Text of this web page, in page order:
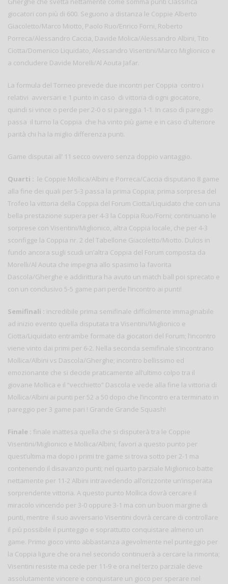
giocatori con più di 600. Seguono a distanza le Coppie Alberto
Giacoletto/Marco Miotto, Paolo Ruo/Enrico Forni, Roberto
Porreca/Alessandro Caccia, Davide Molica/Alessandro Albini, Tito
Ciotta/Domenico Liquidato, Alessandro Visentini/Marco Miglionico e
a concludere Davide Morelli/Al Aouta Jafar.
La formula del Torneo prevede due incontri per Coppia contro i
relativi avversari e 1 punto in caso di vittoria di ogni giocatore,
quindi si vince o perde per 2-0 o si pareggia 1-1. In caso di pareggio
passa il turno la Coppia che ha vinto più game e in caso d'ulteriore
parità chi ha la miglio differenza punti.
Game disputai all’ 11 secco ovvero senza doppio vantaggio.
Quarti : le Coppie Mollica/Albini e Porreca/Caccia disputano 8 game
alla fine dei quali per 5-3 passa la prima Coppia; prima sorpresa del
Trofeo la vittoria della Coppia del Forum Ciotta/Liquidato che con una
bella prestazione supera per 4-3 la Coppia Ruo/Forni; continuano le
sorprese con Visentini/Miglionico, altra Coppia locale, che per 4-3
sconfigge la Coppia nr. 2 del Tabellone Giacoletto/Miotto. Dulcis in
fundo ancora sugli scudi un’altra Coppia del Forum composta da
Morelli/Al Aouta che impegna allo spasimo la favorita
Dascola/Gherghe e addirittura ha avuto un match ball poi sprecato e
con un conclusivo 5-5 game pari perde l’incontro ai punti!
Semifinali : incredibile prima semifinale difficilmente immaginabile
ad inizio evento quella disputata tra Visentini/Miglionico e
Ciotta/Liquidato entrambe formate da giocatori del Forum; l’incontro
viene vinto dai primi per 6-2. Nella seconda semifinale s’incontrano
Mollica/Albini vs Dascola/Gherghe; incontro bellissimo ed
emozionante che si decide praticamente all’ultimo colpo tra il
giovane Mollica e il “vecchietto” Dascola e vede alla fine la vittoria di
Mollica/Albini ai punti per 52 a 50 dopo che l’incontro era terminato in
pareggio per 3 game pari ! Grande Grande Squash!
Finale : finale inattesa quella che si disputerà tra le Coppie
Visentini/Miglionico e Mollica/Albini; favori a questo punto per
quest’ultima ma dopo i primi tre game si trova sotto per 2-1 ma
contenendo il disavanzo punti; nel quarto parziale Miglionico batte
nettamente per 11-2 Albini intravedendo all’orizzonte un’insperata
sorprendente vittoria. A questo punto Mollica dovrà cercare il
miracolo vincendo per 3-0 oppure 3-1 ma con un buon margine di
punti, mentre il suo avversario Visentini dovrà cercare di controllare
il più possibile il punteggio e soprattutto conquistare almeno un
game. Primo gioco vinto abbastanza agevolmente nel punteggio per
la Coppia ligure che ora nel secondo continuerà a cercare la rimonta;
Visentini resiste ma cede per 11-9 e ora nel terzo parziale deve
assolutamente vincere e conquistare un gioco per sperare nel